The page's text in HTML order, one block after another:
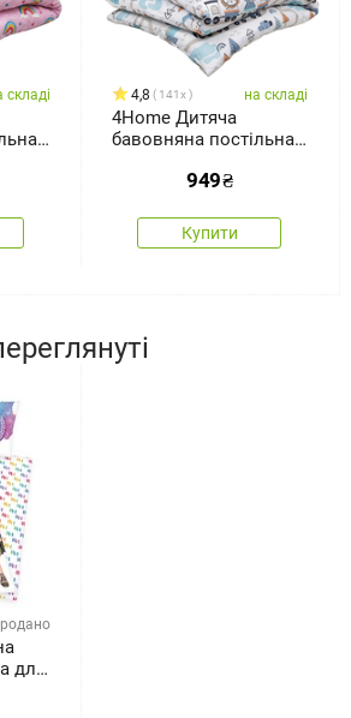
складі 4,8 141x на складі
4Home Дитяча
бавовняна постільна
140 x 200 см, 70 x 90 см
949₴
Купити
для
200